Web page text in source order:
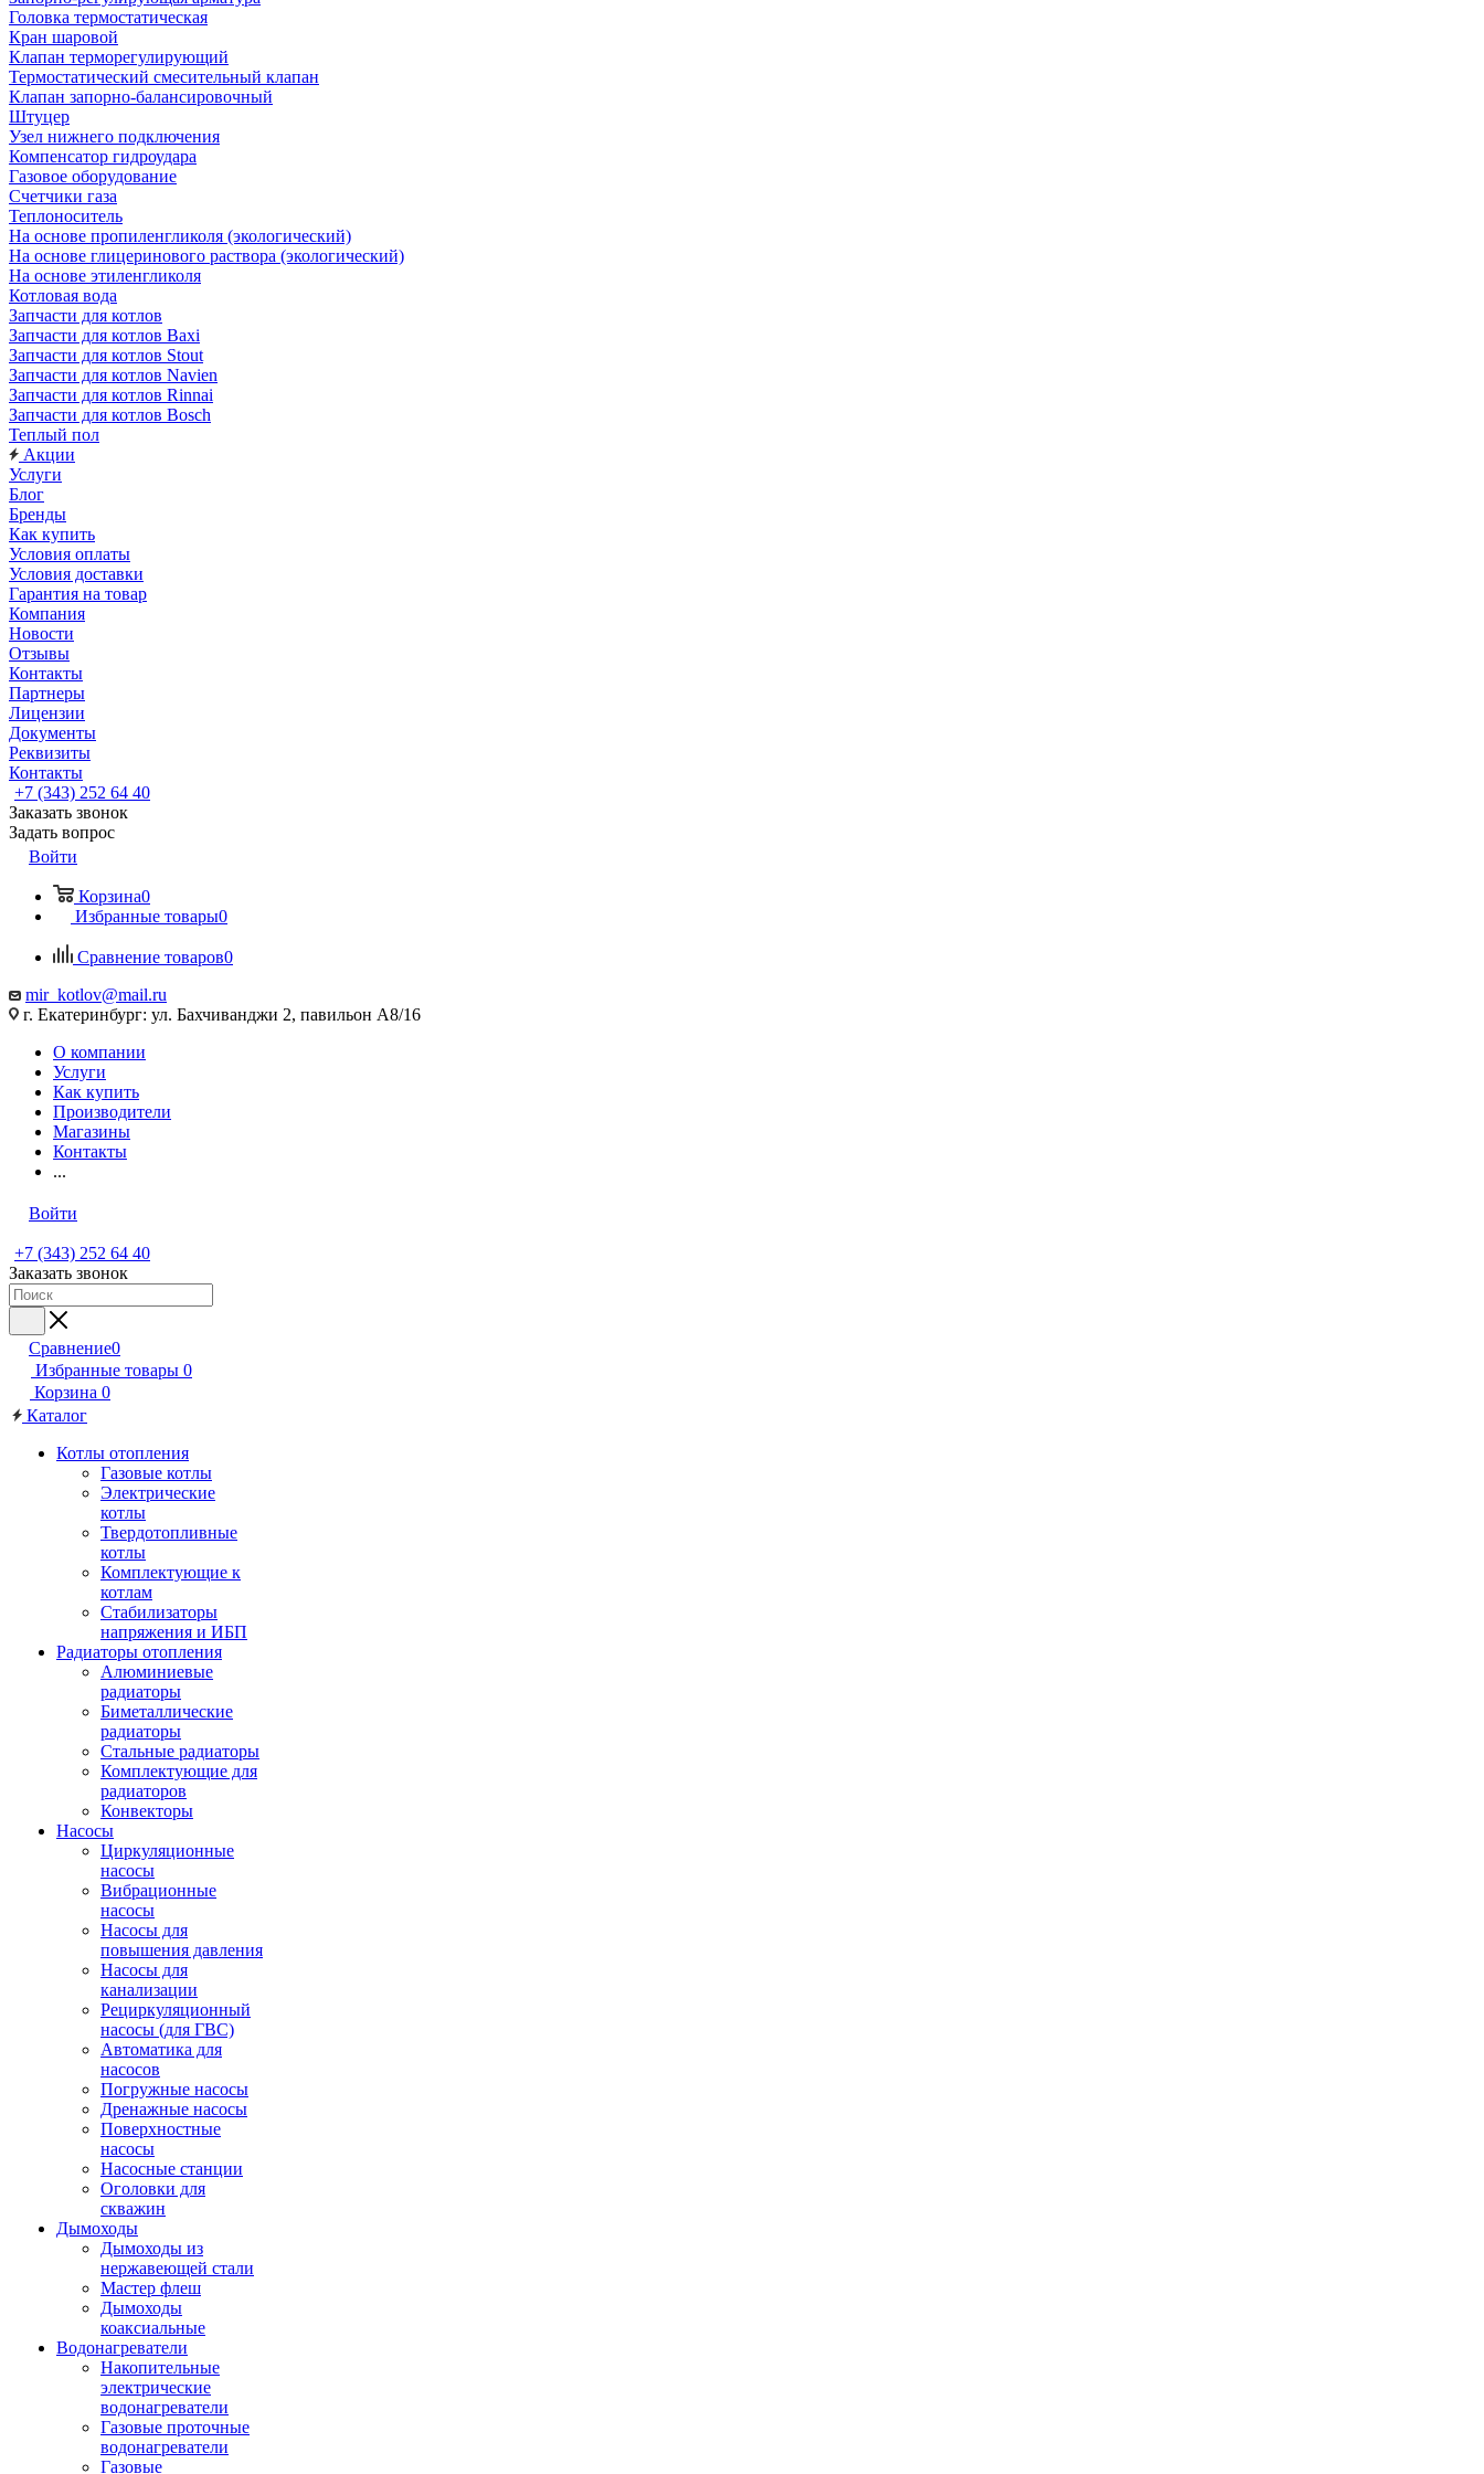
Головка термостатическая
Кран шаровой
Клапан терморегулирующий
Термостатический смесительный клапан
Клапан запорно-балансировочный
Штуцер
Узел нижнего подключения
Компенсатор гидроудара
Газовое оборудование
Счетчики газа
Теплоноситель
На основе пропиленгликоля (экологический)
На основе глицеринового раствора (экологический)
На основе этиленгликоля
Котловая вода
Запчасти для котлов
Запчасти для котлов Baxi
Запчасти для котлов Stout
Запчасти для котлов Navien
Запчасти для котлов Rinnai
Запчасти для котлов Bosch
Теплый пол
Акции
Услуги
Блог
Бренды
Как купить
Условия оплаты
Условия доставки
Гарантия на товар
Компания
Новости
Отзывы
Контакты
Партнеры
Лицензии
Документы
Реквизиты
Контакты
+7 (343) 252 64 40
Заказать звонок
Задать вопрос
Войти
Корзина0
Избранные товары0
Сравнение товаров0
mir_kotlov@mail.ru
г. Екатеринбург: ул. Бахчиванджи 2, павильон А8/16
О компании
Услуги
Как купить
Производители
Магазины
Контакты
...
Войти
+7 (343) 252 64 40
Заказать звонок
Сравнение0
Избранные товары 0
Корзина 0
Каталог
Котлы отопления
Газовые котлы
Электрические
котлы
Твердотопливные
котлы
Комплектующие к
котлам
Стабилизаторы
напряжения и ИБП
Радиаторы отопления
Алюминиевые
радиаторы
Биметаллические
радиаторы
Стальные радиаторы
Комплектующие для
радиаторов
Конвекторы
Насосы
Циркуляционные
насосы
Вибрационные
насосы
Насосы для
повышения давления
Насосы для
канализации
Рециркуляционный
насосы (для ГВС)
Автоматика для
насосов
Погружные насосы
Дренажные насосы
Поверхностные
насосы
Насосные станции
Оголовки для
скважин
Дымоходы
Дымоходы из
нержавеющей стали
Мастер флеш
Дымоходы
коаксиальные
Водонагреватели
Накопительные
электрические
водонагреватели
Газовые проточные
водонагреватели
Газовые